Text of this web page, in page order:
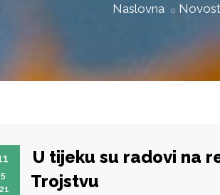
Naslovna
5
U tijeku su radovi na
Trojstvu